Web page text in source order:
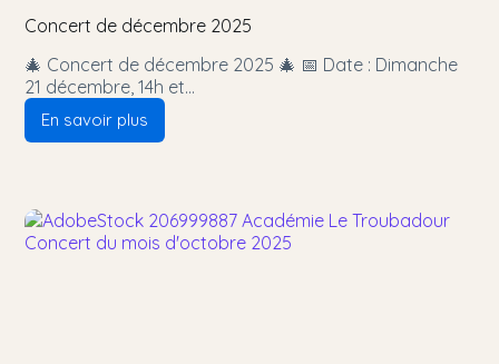
Concert de décembre 2025
🎄 Concert de décembre 2025 🎄 📅 Date : Dimanche
21 décembre, 14h et…
En savoir plus